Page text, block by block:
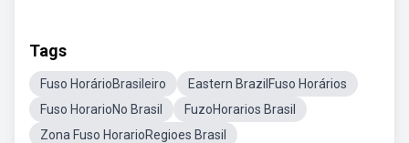
Tags
Fuso HorárioBrasileiro
Eastern BrazilFuso Horários
Fuso HorarioNo Brasil
FuzoHorarios Brasil
Zona Fuso HorarioRegioes Brasil